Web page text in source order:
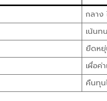
กลาง
เน้นท
ยืดหยุ่
เผื่อค่
คืนทุน